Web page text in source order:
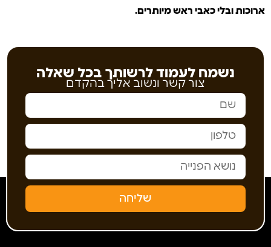
ארוכות ובלי כאבי ראש מיותרים.
נשמח לעמוד לרשותך בכל שאלה
צור קשר ונשוב אליך בהקדם
שליחה